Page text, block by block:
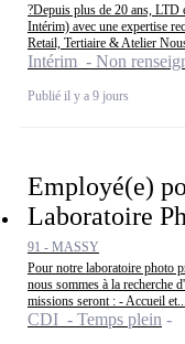
?Depuis plus de 20 ans, LTD
Intérim) avec une expertise
Retail, Tertiaire & Atelier
Intérim - Non
Publié il y a 9 jours
Employé(e)
Laboratoire
91 - MASSY
Pour notre laboratoire photo
nous sommes à la recherche
missions seront : - Accueil et...
CDI - Temps plein